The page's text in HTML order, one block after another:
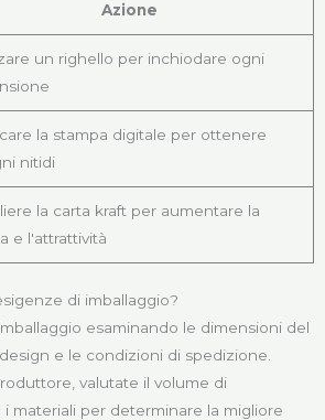
Azione
un righello per inchiodare ogni
la stampa digitale per ottenere
nitidi
la carta kraft per aumentare la
e l'attrattività
di imballaggio?
esaminando le dimensioni del
e le condizioni di spedizione.
valutate il volume di
materiali per determinare la migliore